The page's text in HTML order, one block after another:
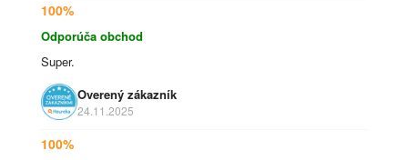
100%
Odporúča obchod
Super.
Overený zákazník
24.11.2025
100%